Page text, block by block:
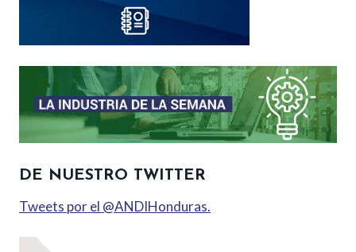
DE NUESTRO TWITTER
Tweets por el @ANDIHonduras.